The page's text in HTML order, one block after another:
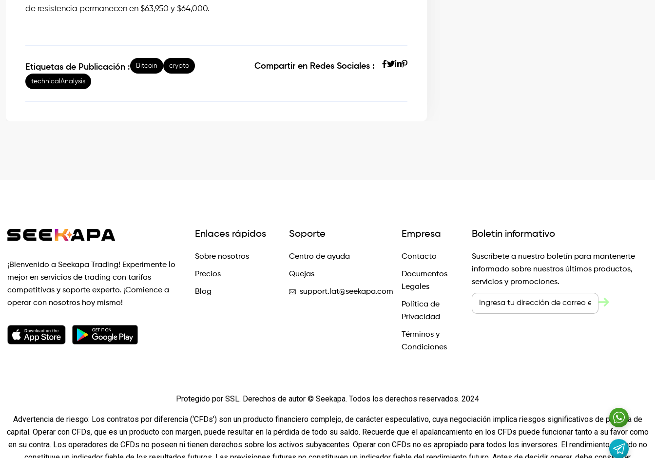
de resistencia permanecen en $63,950 y $64,000.
Etiquetas de Publicación : Bitcoin crypto
technicalAnalysis
Compartir en Redes Sociales :
¡Bienvenido a Seekapa Trading! Experimente lo
mejor en servicios de trading con tarifas
competitivas y soporte experto. ¡Comience a
operar con nosotros hoy mismo!
Enlaces rápidos
Sobre nosotros
Precios
Blog
Soporte
Centro de ayuda
Quejas
support.lat@seekapa.com
Empresa
Contacto
Documentos
Legales
Política de
Privacidad
Términos y
Condiciones
Boletín informativo
Suscríbete a nuestro boletín para mantenerte
informado sobre nuestros últimos productos,
servicios y promociones.
Protegido por SSL. Derechos de autor © Seekapa. Todos los derechos reservados. 2024
Advertencia de riesgo: Los contratos por diferencia (‘CFDs’) son un producto financiero complejo, de carácter especulativo, cuya negociación implica riesgos significativos de pérdida de
capital. Operar con CFDs, que es un producto con margen, puede resultar en la pérdida de todo su saldo. Recuerde que el apalancamiento en los CFDs puede funcionar tanto a su favor como
en su contra. Los operadores de CFDs no poseen ni tienen derechos sobre los activos subyacentes. Operar con CFDs no es apropiado para todos los inversores. El rendimiento pasado no